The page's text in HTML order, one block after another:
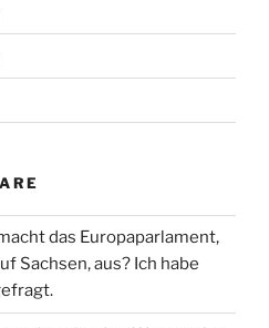
das Europaparlament,
Sachsen, aus? Ich habe